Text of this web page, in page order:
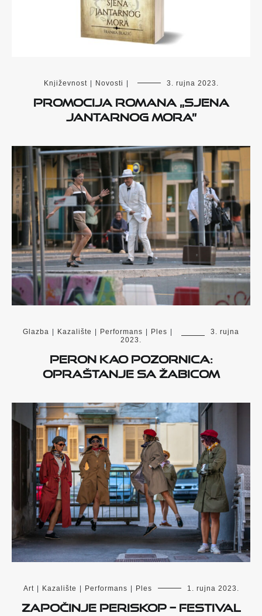
Književnost | Novosti | 3. rujna 2023.
Promocija romana „Sjena
Jantarnog mora”
Glazba | Kazalište | Performans | Ples |
3. rujna
2023.
Peron kao pozornica:
opraštanje sa Žabicom
Art | Kazalište | Performans | Ples 1. rujna 2023.
Započinje PERISKOP – Festival